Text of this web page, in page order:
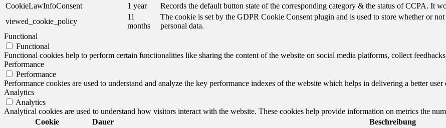
CookieLawInfoConsent
1 year
Records the default button state of the corresponding category & the status of CCPA. It
viewed_cookie_policy
11
months
The cookie is set by the GDPR Cookie Consent plugin and is used to store whether or
personal data.
Functional
Functional
Functional cookies help to perform certain functionalities like sharing the content of the website on social media platforms, collect
Performance
Performance
Performance cookies are used to understand and analyze the key performance indexes of the website which helps in delivering a better
Analytics
Analytics
Analytical cookies are used to understand how visitors interact with the website. These cookies help provide information on metrics the
Cookie
Dauer
Beschreibung